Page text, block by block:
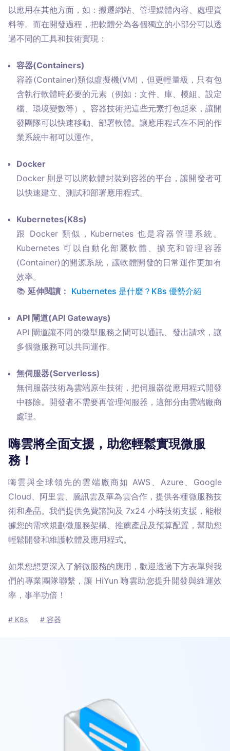
以應用在其他方面，如：搬遷網站、管理媒體內容、處理資
料等。而在開發過程，把軟體分為各個獨立的小部分可以透
過不同的工具和技術實現：
容器(Containers)
容器(Container)類似虛擬機(VM)，但更輕量級，只有包
含執行軟體時必要的元素（例如：文件、庫、模組、設定
檔、環境變數等）。容器技術把這些元素打包起來，讓開
發團隊可以快速移動、部署軟體。讓應用程式在不同的作
業系統中都可以運作。
Docker
Docker 則是可以將軟體封裝到容器的平台，讓開發者可
以快速建立、測試和部署應用程式。
Kubernetes(K8s)
跟 Docker 類似，Kubernetes 也是容器管理系統。
Kubernetes 可以自動化部屬軟體、擴充和管理容器
(Container)的開源系統，讓軟體開發的日常運作更加有
效率。
📚 延伸閱讀： Kubernetes 是什麼？K8s 優勢介紹
API 閘道(API Gateways)
API 閘道讓不同的微型服務之間可以通訊、發出請求，讓
多個微服務可以共同運作。
無伺服器(Serverless)
無伺服器技術為雲端原生技術，把伺服器從應用程式開發
中移除。開發者不需要再管理伺服器，這部分由雲端廠商
處理。
嗨雲將全面支援，助您輕鬆實現微服
務！
嗨雲與全球領先的雲端廠商如 AWS、Azure、Google
Cloud、阿里雲、騰訊雲及華為雲合作，提供各種微服務技
術和產品。我們提供免費諮詢及 7x24 小時技術支援，能根
據您的需求規劃微服務架構、推薦產品及預算配置，幫助您
輕鬆開發和維護軟體及應用程式。
如果您想更深入了解微服務的應用，歡迎透過下方表單與我
們的專業團隊聯繫，讓 HiYun 嗨雲助您提升開發與維運效
率，事半功倍！
# K8s # 容器